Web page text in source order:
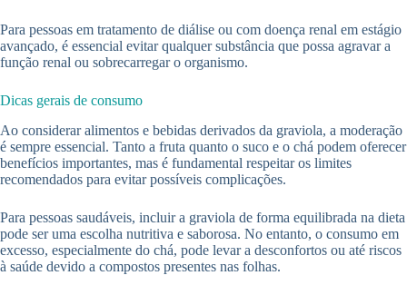
Para pessoas em tratamento de diálise ou com doença renal em estágio
avançado, é essencial evitar qualquer substância que possa agravar a
função renal ou sobrecarregar o organismo.
Dicas gerais de consumo
Ao considerar alimentos e bebidas derivados da graviola, a moderação
é sempre essencial. Tanto a fruta quanto o suco e o chá podem oferecer
benefícios importantes, mas é fundamental respeitar os limites
recomendados para evitar possíveis complicações.
Para pessoas saudáveis, incluir a graviola de forma equilibrada na dieta
pode ser uma escolha nutritiva e saborosa. No entanto, o consumo em
excesso, especialmente do chá, pode levar a desconfortos ou até riscos
à saúde devido a compostos presentes nas folhas.